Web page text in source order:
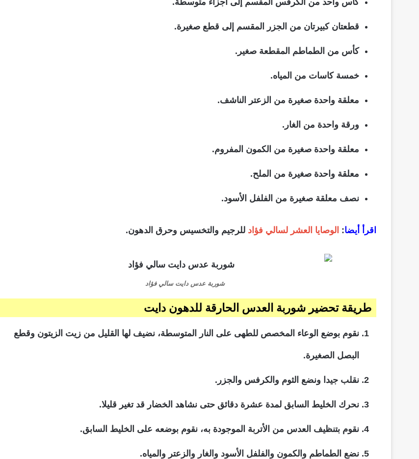
قطعتان كبيرتان من الجزر المقسم إلى قطع صغيرة.
كأس من الطماطم المقطعة صغير.
خمسة كاسات من المياه.
معلقة واحدة صغيرة من الزعتر الناشف.
ورقة واحدة من الغار.
معلقة واحدة صغيرة من الكمون المفروم.
معلقة واحدة صغيرة من الملح.
نصف معلقة صغيرة من الفلفل الأسود.
اقرأ أيضا: الوصايا العشر لسالي فؤاد للرجيم والتخسيس وحرق الدهون.
شوربة عدس دايت سالي فؤاد
طريقة تحضير شوربة العدس الحارقة للدهون دايت
نقوم بوضع الوعاء المخصص للطهى على النار المتوسطة، نضيف لها القليل من زيت الزيتون وقطع
البصل الصغيرة.
نقلب جيدا ونضع الثوم والكرفس والجزر.
نحرك الخليط السابق لمدة عشرة دقائق حتى نشاهد الخضار قد تغير قليلا.
نقوم بتنظيف العدس من الأتربة الموجودة به، نقوم بوضعه على الخليط السابق.
نضع الطماطم والكمون والفلفل الأسود والغار والزعتر والمياه.